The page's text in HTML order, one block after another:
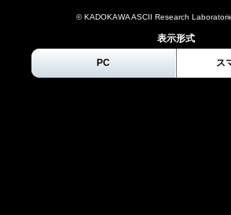
© KADOKAWA ASCII Research
表示形式
PC ス